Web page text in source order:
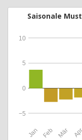
Saisonale
Jan Feb Mär Apr
−5
0
5
10